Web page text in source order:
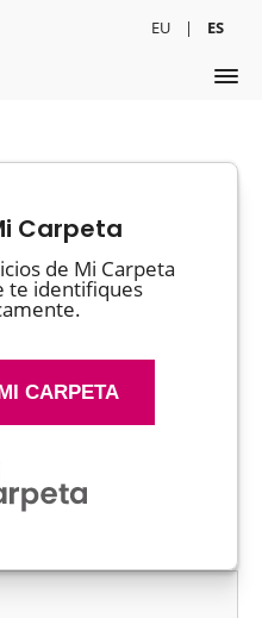
EU ES
Carpeta
de Mi Carpeta
te identifiques
CARPETA